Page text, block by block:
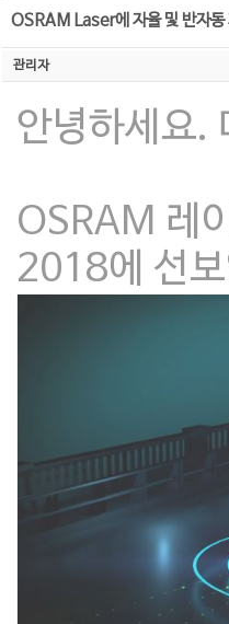
OSRAM Laser에 자율 및 반자동
관리자
안녕하세요.
OSRAM 레
2018에 선